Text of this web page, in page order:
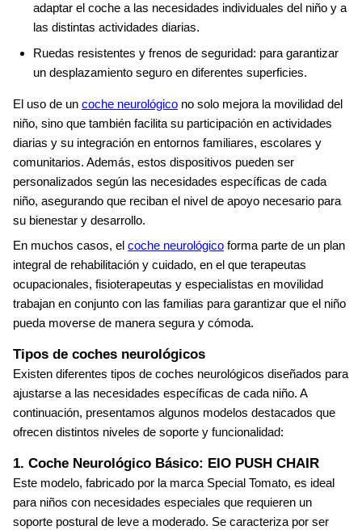
adaptar el coche a las necesidades individuales del niño y a
las distintas actividades diarias.
Ruedas resistentes y frenos de seguridad: para garantizar
un desplazamiento seguro en diferentes superficies.
El uso de un coche neurológico no solo mejora la movilidad del
niño, sino que también facilita su participación en actividades
diarias y su integración en entornos familiares, escolares y
comunitarios. Además, estos dispositivos pueden ser
personalizados según las necesidades específicas de cada
niño, asegurando que reciban el nivel de apoyo necesario para
su bienestar y desarrollo.
En muchos casos, el coche neurológico forma parte de un plan
integral de rehabilitación y cuidado, en el que terapeutas
ocupacionales, fisioterapeutas y especialistas en movilidad
trabajan en conjunto con las familias para garantizar que el niño
pueda moverse de manera segura y cómoda.
Tipos de coches neurológicos
Existen diferentes tipos de coches neurológicos diseñados para
ajustarse a las necesidades específicas de cada niño. A
continuación, presentamos algunos modelos destacados que
ofrecen distintos niveles de soporte y funcionalidad:
1. Coche Neurológico Básico: EIO PUSH CHAIR
Este modelo, fabricado por la marca Special Tomato, es ideal
para niños con necesidades especiales que requieren un
soporte postural de leve a moderado. Se caracteriza por ser